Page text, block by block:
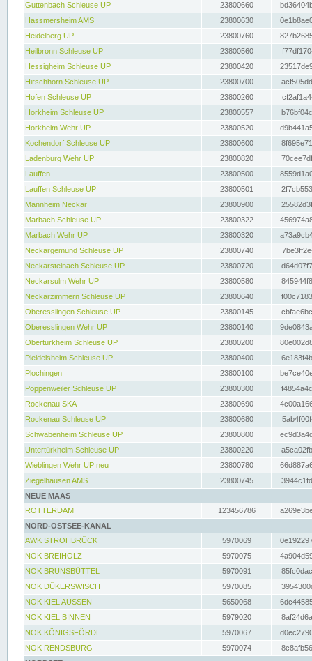
Guttenbach Schleuse UP
23800660
Hassmersheim AMS
23800630
Heidelberg UP
23800760
Heilbronn Schleuse UP
23800560
Hessigheim Schleuse UP
23800420
Hirschhorn Schleuse UP
23800700
Hofen Schleuse UP
23800260
Horkheim Schleuse UP
23800557
Horkheim Wehr UP
23800520
Kochendorf Schleuse UP
23800600
Ladenburg Wehr UP
23800820
Lauffen
23800500
Lauffen Schleuse UP
23800501
Mannheim Neckar
23800900
Marbach Schleuse UP
23800322
Marbach Wehr UP
23800320
Neckargemünd Schleuse UP
23800740
Neckarsteinach Schleuse UP
23800720
Neckarsulm Wehr UP
23800580
Neckarzimmern Schleuse UP
23800640
Oberesslingen Schleuse UP
23800145
Oberesslingen Wehr UP
23800140
Obertürkheim Schleuse UP
23800200
Pleidelsheim Schleuse UP
23800400
Plochingen
23800100
Poppenweiler Schleuse UP
23800300
Rockenau SKA
23800690
Rockenau Schleuse UP
23800680
Schwabenheim Schleuse UP
23800800
Untertürkheim Schleuse UP
23800220
Wieblingen Wehr UP neu
23800780
Ziegelhausen AMS
23800745
NEUE MAAS
ROTTERDAM
123456786
NORD-OSTSEE-KANAL
AWK STROHBRÜCK
5970069
NOK BREIHOLZ
5970075
NOK BRUNSBÜTTEL
5970091
NOK DÜKERSWISCH
5970085
NOK KIEL AUSSEN
5650068
NOK KIEL BINNEN
5979020
NOK KÖNIGSFÖRDE
5970067
NOK RENDSBURG
5970074